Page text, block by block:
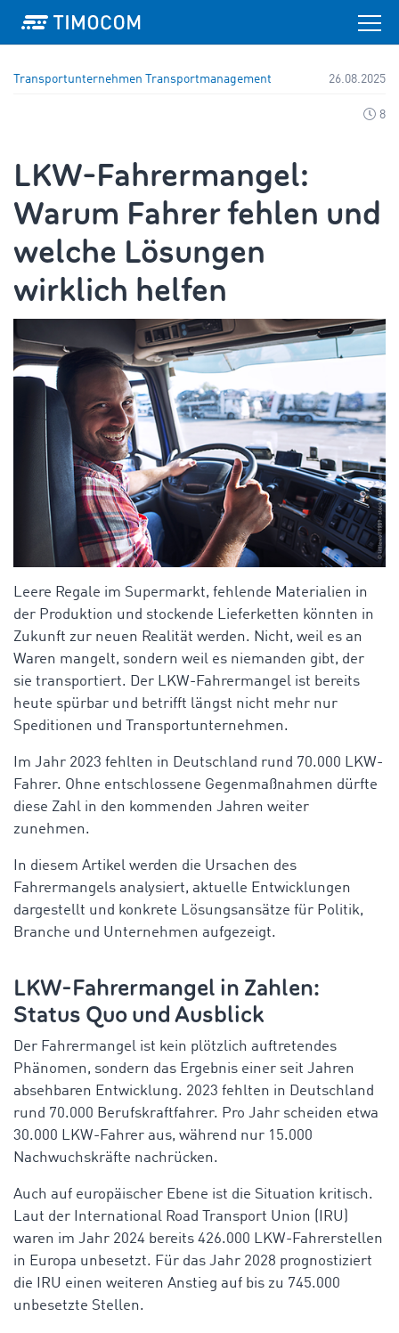
Transportunternehmen Transportmanagement 26.08.2025
8
LKW-Fahrermangel:
Warum Fahrer fehlen und
welche Lösungen
wirklich helfen
Leere Regale im Supermarkt, fehlende Materialien in
der Produktion und stockende Lieferketten könnten in
Zukunft zur neuen Realität werden. Nicht, weil es an
Waren mangelt, sondern weil es niemanden gibt, der
sie transportiert. Der LKW-Fahrermangel ist bereits
heute spürbar und betrifft längst nicht mehr nur
Speditionen und Transportunternehmen.
Im Jahr 2023 fehlten in Deutschland rund 70.000 LKW-
Fahrer. Ohne entschlossene Gegenmaßnahmen dürfte
diese Zahl in den kommenden Jahren weiter
zunehmen.
In diesem Artikel werden die Ursachen des
Fahrermangels analysiert, aktuelle Entwicklungen
dargestellt und konkrete Lösungsansätze für Politik,
Branche und Unternehmen aufgezeigt.
LKW-Fahrermangel in Zahlen:
Status Quo und Ausblick
Der Fahrermangel ist kein plötzlich auftretendes
Phänomen, sondern das Ergebnis einer seit Jahren
absehbaren Entwicklung. 2023 fehlten in Deutschland
rund 70.000 Berufskraftfahrer. Pro Jahr scheiden etwa
30.000 LKW-Fahrer aus, während nur 15.000
Nachwuchskräfte nachrücken.
Auch auf europäischer Ebene ist die Situation kritisch.
Laut der International Road Transport Union (IRU)
waren im Jahr 2024 bereits 426.000 LKW-Fahrerstellen
in Europa unbesetzt. Für das Jahr 2028 prognostiziert
die IRU einen weiteren Anstieg auf bis zu 745.000
unbesetzte Stellen.